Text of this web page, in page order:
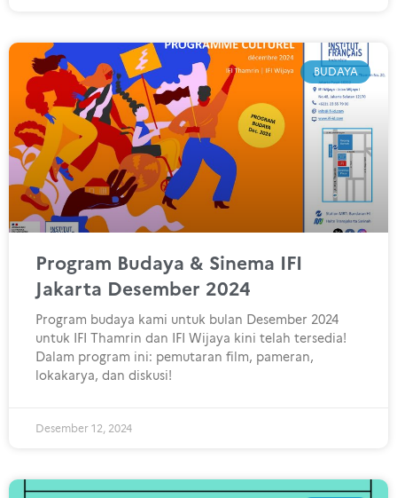
BUDAYA
Program Budaya & Sinema IFI
Jakarta Desember 2024
Program budaya kami untuk bulan Desember 2024
untuk IFI Thamrin dan IFI Wijaya kini telah tersedia!
Dalam program ini: pemutaran film, pameran,
lokakarya, dan diskusi!
Desember 12, 2024